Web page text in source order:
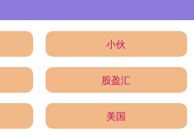
小伙
股盈汇
美国